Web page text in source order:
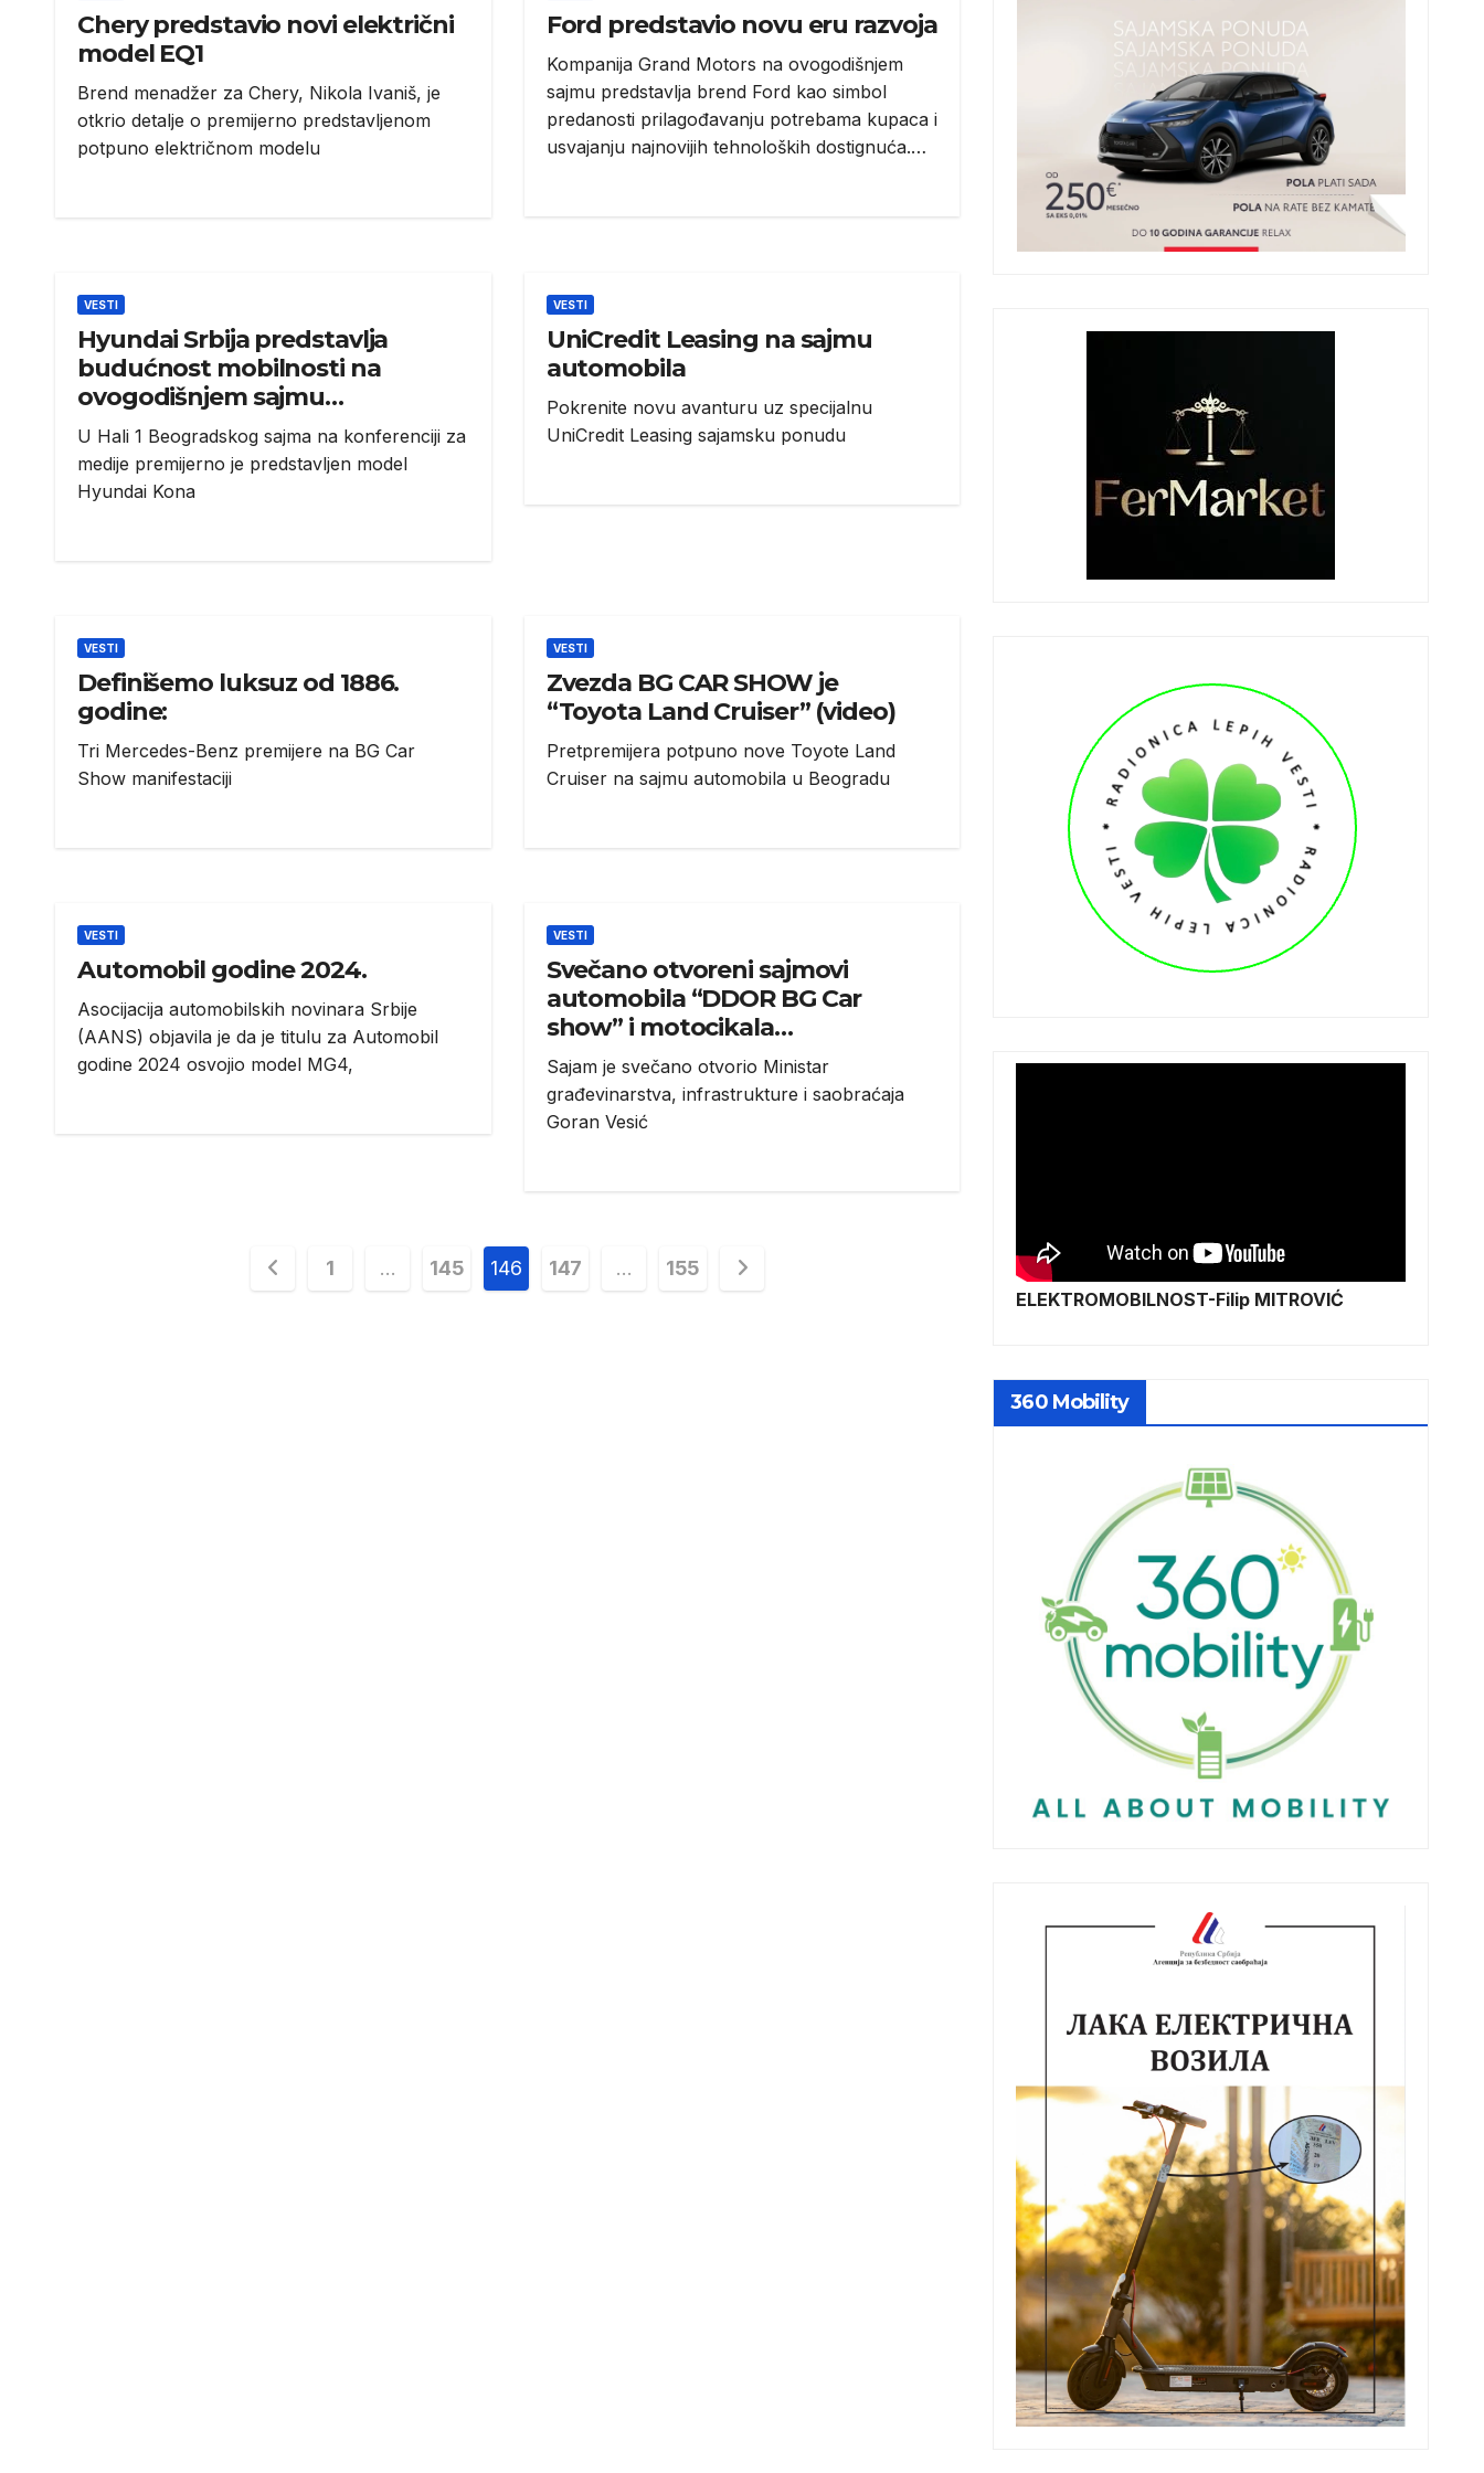
Chery predstavio novi električni
model EQ1
Brend menadžer za Chery, Nikola Ivaniš, je
otkrio detalje o premijerno predstavljenom
potpuno električnom modelu
Ford predstavio novu eru razvoja
Kompanija Grand Motors na ovogodišnjem
sajmu predstavlja brend Ford kao simbol
predanosti prilagođavanju potrebama kupaca i
usvajanju najnovijih tehnoloških dostignuća.…
VESTI
Hyundai Srbija predstavlja
budućnost mobilnosti na
ovogodišnjem sajmu
automobila
U Hali 1 Beogradskog sajma na konferenciji za
medije premijerno je predstavljen model
Hyundai Kona
VESTI
UniCredit Leasing na sajmu
automobila
Pokrenite novu avanturu uz specijalnu
UniCredit Leasing sajamsku ponudu
VESTI
Definišemo luksuz od 1886.
godine:
Tri Mercedes-Benz premijere na BG Car
Show manifestaciji
VESTI
Zvezda BG CAR SHOW je
“Toyota Land Cruiser” (video)
Pretpremijera potpuno nove Toyote Land
Cruiser na sajmu automobila u Beogradu
VESTI
Automobil godine 2024.
Asocijacija automobilskih novinara Srbije
(AANS) objavila je da je titulu za Automobil
godine 2024 osvojio model MG4,
VESTI
Svečano otvoreni sajmovi
automobila “DDOR BG Car
show” i motocikala
“Motopassion” u Beogradu
Sajam je svečano otvorio Ministar
građevinarstva, infrastrukture i saobraćaja
Goran Vesić
Posts
1 … 145 146 147 … 155
ELEKTROMOBILNOST-Filip MITROVIĆ
360 Mobility